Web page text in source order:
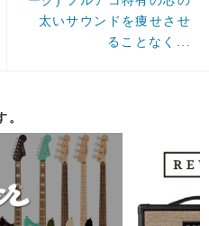
太いサウンドを痩せさせ
ることなく...